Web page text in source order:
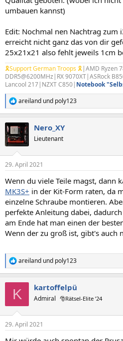
umbauen kannst)
Edit: Nochmal nen Nachtrag zum
erreicht nicht ganz das von dir
25x21x21 also fehlt jeweils 1cm
🎗Support German Troops 🎗|AMD Ryzen
DDR5@6200MHz|RX 9070XT|ASRock
Lancool 217|NZXT C850| Notebook
R
e
k
t
i
e
:
areiland und poly123
Nero_XY
Lieutenant
29. April 2021
Wenn du viele Teile magst, dann
MK3S+ in der Kit-Form raten, da
einzelne Schraube montieren.
perfekte Anleitung dabei,
am Ende hat man einen der
Wenn der zu groß ist, gibt's auch
R
e
e
areiland und poly123
K kartoffelpü
Admiral 🎅Rätsel-Elite ’24
29. April 2021